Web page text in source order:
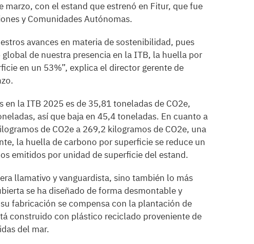
marzo, con el estand que estrenó en Fitur, que fue
y Comunidades Autónomas.
avances en materia de sostenibilidad, pues
de nuestra presencia en la ITB, la huella por
en un 53%”, explica el director gerente de
la ITB 2025 es de 35,81 toneladas de CO2e,
así que baja en 45,4 toneladas. En cuanto a
de CO2e a 269,2 kilogramos de CO2e, una
la huella de carbono por superficie se reduce un
emitidos por unidad de superficie del estand.
llamativo y vanguardista, sino también lo más
se ha diseñado de forma desmontable y
fabricación se compensa con la plantación de
construido con plástico reciclado proveniente de
del mar.